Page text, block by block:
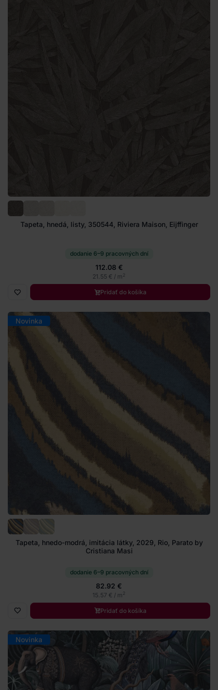
Tapeta, hnedá, listy, 350544, Riviera Maison, Eijffinger
dodanie 6–9 pracovných dní
112.08 €
21.55 € / m2
Pridať do košíka
Novinka
Tapeta, hnedo-modrá, imitácia látky, 2029, Rio, Parato by
Cristiana Masi
dodanie 6–9 pracovných dní
82.92 €
15.57 € / m2
Pridať do košíka
Novinka